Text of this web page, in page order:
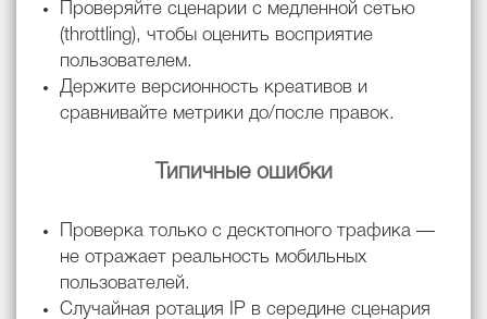
Проверяйте сценарии с медленной сетью
(throttling), чтобы оценить восприятие
пользователем.
Держите версионность креативов и
сравнивайте метрики до/после правок.
Типичные ошибки
Проверка только с десктопного трафика —
не отражает реальность мобильных
пользователей.
Случайная ротация IP в середине сценария